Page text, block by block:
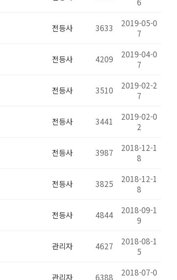
전등사 3633
2019-05-0
7
전등사 4209
2019-04-0
7
전등사 3510
2019-02-2
7
전등사 3441
2019-02-0
2
전등사 3987
2018-12-1
8
전등사 3825
2018-12-1
8
전등사 4844
2018-09-1
9
관리자 4627
2018-08-1
5
관리자 6388
2018-07-0